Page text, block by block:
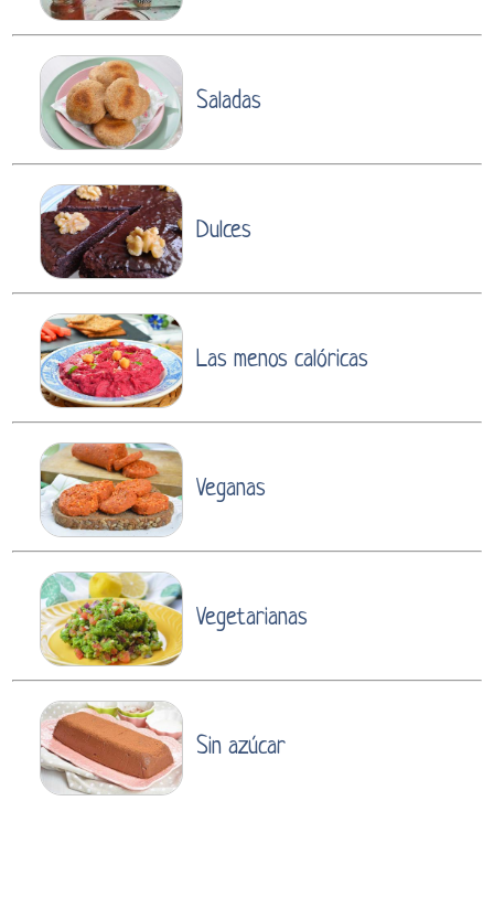
Saladas
Dulces
Las menos calóricas
Veganas
Vegetarianas
Sin azúcar